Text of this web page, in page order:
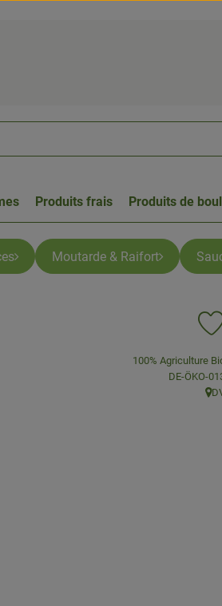
Produits frais Produits de
Moutarde & Raifort
,
100% Agriculture
, Autorité
DE-ÖKO-
,